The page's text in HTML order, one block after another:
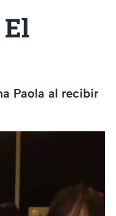
Paola al recibir